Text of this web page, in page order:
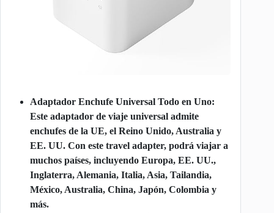
Adaptador Enchufe Universal Todo en Uno:
Este adaptador de viaje universal admite
enchufes de la UE, el Reino Unido, Australia y
EE. UU. Con este travel adapter, podrá viajar a
muchos países, incluyendo Europa, EE. UU.,
Inglaterra, Alemania, Italia, Asia, Tailandia,
México, Australia, China, Japón, Colombia y
más.